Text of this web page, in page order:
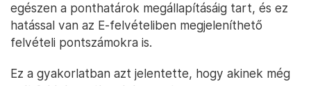
egészen a ponthatárok megállapításáig tart, és ez
hatással van az E-felvételiben megjeleníthető
felvételi pontszámokra is.
Ez a gyakorlatban azt jelentette, hogy akinek még